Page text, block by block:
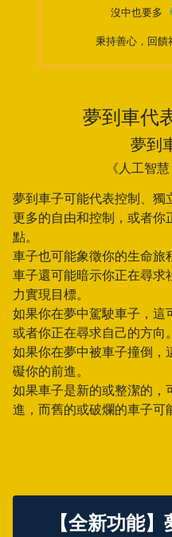
沒中也要多
秉持善心，回饋
夢到車代
夢到
《人工智
夢到車子可能代表控制、獨
更多的自由和控制，或者你
點。
車子也可能象徵你的生命旅
車子還可能暗示你正在尋求
力實現目標。
如果你在夢中駕駛車子，這
或者你正在尋求自己的方向。
如果你在夢中被車子撞倒，
礙你的前進。
如果車子是新的或整潔的，
進，而舊的或破爛的車子可
【全新功能